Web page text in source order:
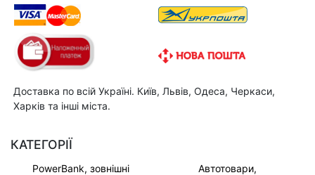
Доставка по всій Україні. Київ, Львів, Одеса, Черкаси,
Харків та інші міста.
КАТЕГОРІЇ
PowerBank, зовнішні
Автотовари,